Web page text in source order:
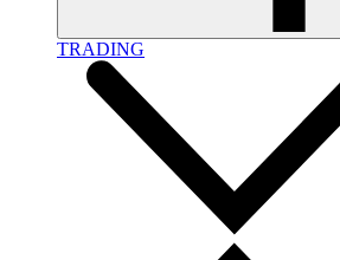
TRADING